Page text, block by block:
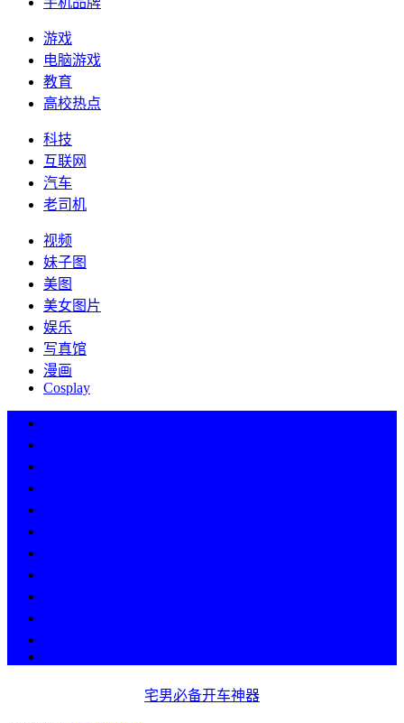
游戏
电脑游戏
教育
高校热点
科技
互联网
汽车
老司机
视频
妹子图
美图
美女图片
娱乐
写真馆
漫画
Cosplay
宅男必备开车神器